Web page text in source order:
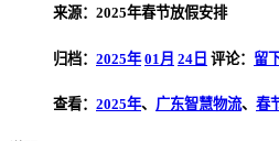
来源：2025年春节放假安排
归档： 2025年 01月 24日 评论： 留
查看： 2025年、 广东智慧物流、 春